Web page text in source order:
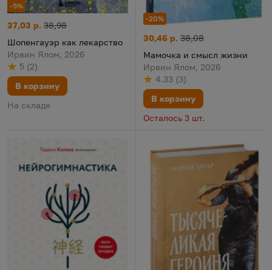
-5%
Шопенгауэр как лекарство
Цена:
37,03 р.
Старая цена:
38,98
Шопенгауэр как лекарство
Ирвин Ялом, 2026
Рейтинг
5
из 5 (
по результату
2
голосов)
В корзину
На складе
-20%
Мамочка и смысл жизни
Цена:
30,46 р.
Старая цена:
38,08
Мамочка и смысл жизни
Ирвин Ялом, 2026
Рейтинг
4.33
из 5 (
по результату
3
голосов
)
В корзину
Осталось 3 шт.